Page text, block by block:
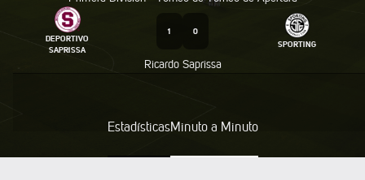
DEPORTIVO
SAPRISSA
1
0
SPORTING
Ricardo Saprissa
EstadísticasMinuto a Minuto